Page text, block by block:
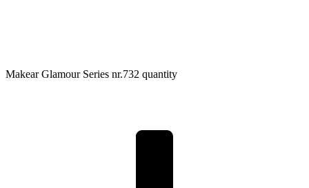
Makear Glamour Series nr.732 quantity